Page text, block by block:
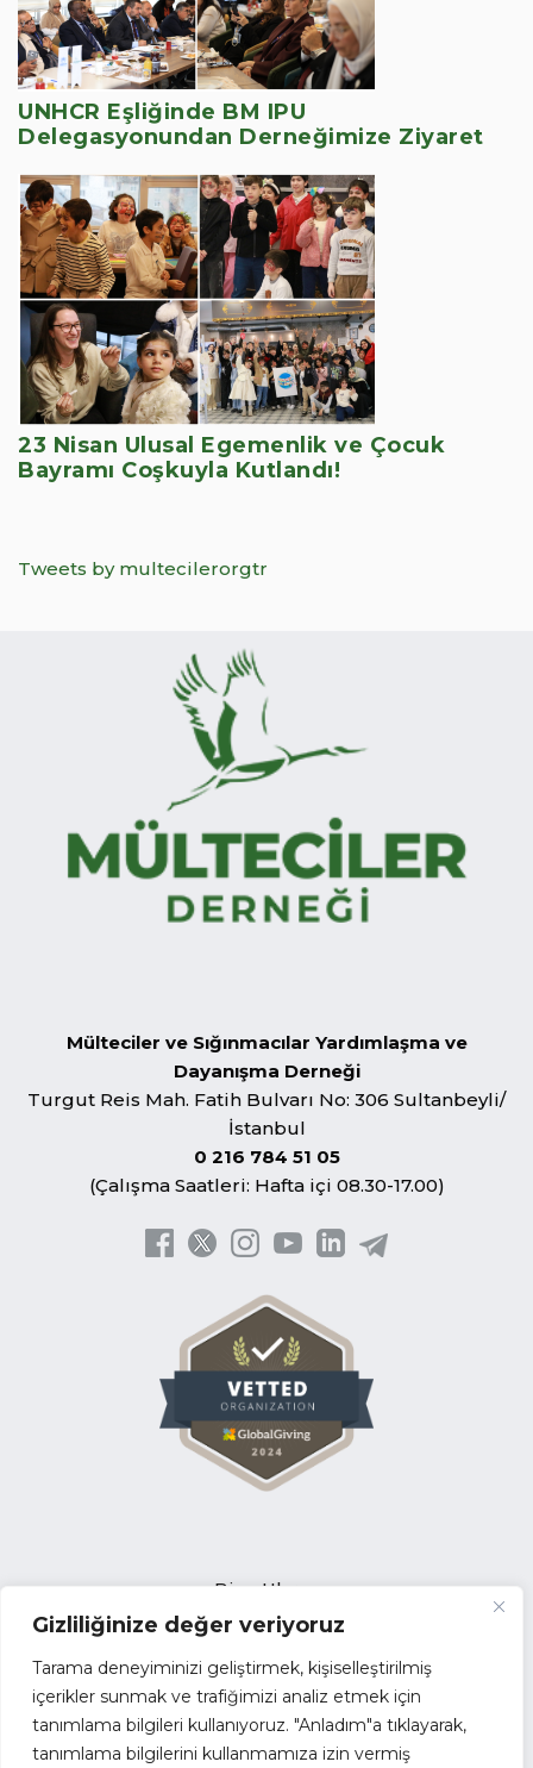
Gizliliğinize değer veriyoruz
Tarama deneyiminizi geliştirmek, kişiselleştirilmiş
içerikler sunmak ve trafiğimizi analiz etmek için
tanımlama bilgileri kullanıyoruz. "Anladım"a tıklayarak,
tanımlama bilgilerini kullanmamıza izin vermiş
UNHCR Eşliğinde BM IPU
Delegasyonundan Derneğimize Ziyaret
23 Nisan Ulusal Egemenlik ve Çocuk
Bayramı Coşkuyla Kutlandı!
Tweets by multecilerorgtr
Mülteciler ve Sığınmacılar Yardımlaşma ve
Dayanışma Derneği
Turgut Reis Mah. Fatih Bulvarı No: 306 Sultanbeyli/
İstanbul
0 216 784 51 05
(Çalışma Saatleri: Hafta içi 08.30-17.00)
Bize Ulaşın
Açık Pozisyonlar
İhale Duyuruları
Tedarikçi Başvuru Formu
Faaliyet Raporları
Kurumsal Kimlik